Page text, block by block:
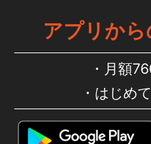
アプリから
月額
はじめ